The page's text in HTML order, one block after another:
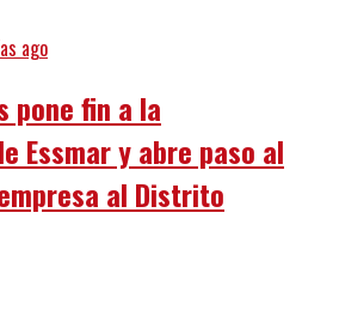
ago
pone fin a la
Essmar y abre paso al
al Distrito